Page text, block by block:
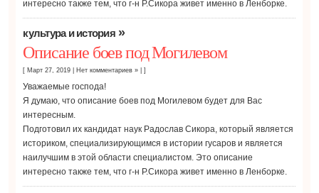
интересно также тем, что г-н Р.Сикора живет именно в Ленборке.
культура и история»
Описание боев под Могилевом
[ Март 27, 2019|Нет комментариев » | ]
Уважаемые господа!
Я думаю, что описание боев под Могилевом будет для Вас
интересным.
Подготовил их кандидат наук Радослав Сикора, который является
историком, специализирующимся в истории гусаров и является
наилучшим в этой области специалистом. Это описание
интересно также тем, что г-н Р.Сикора живет именно в Ленборке.